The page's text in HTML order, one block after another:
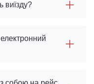
виїзду?